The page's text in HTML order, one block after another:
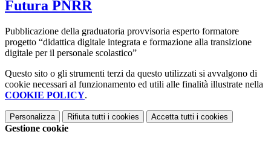
Futura PNRR
Pubblicazione della graduatoria provvisoria esperto formatore
progetto “didattica digitale integrata e formazione alla transizione
digitale per il personale scolastico”
Questo sito o gli strumenti terzi da questo utilizzati si avvalgono di
cookie necessari al funzionamento ed utili alle finalità illustrate nella
COOKIE POLICY.
Personalizza Rifiuta tutti i cookies Accetta tutti i cookies
Gestione cookie